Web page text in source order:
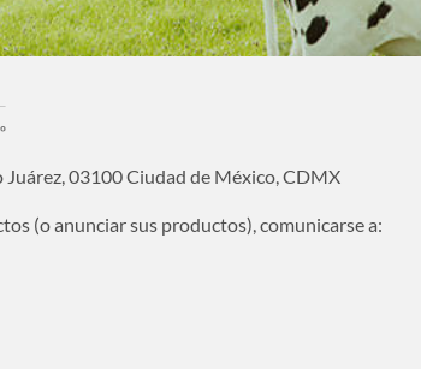
03100 Ciudad de México, CDMX
(o anunciar sus productos), comunicarse a: